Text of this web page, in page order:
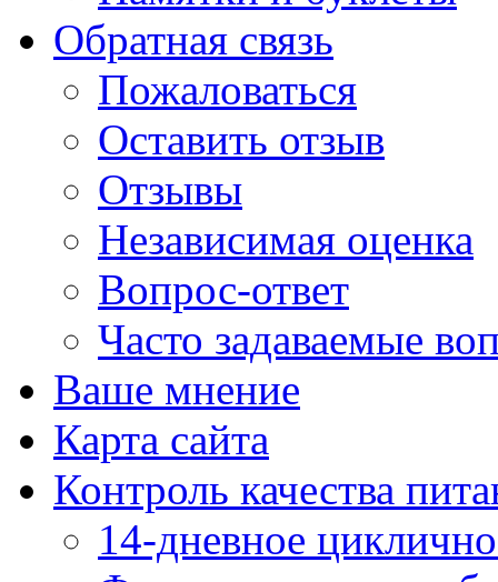
Обратная связь
Пожаловаться
Оставить отзыв
Отзывы
Независимая оценка
Вопрос-ответ
Часто задаваемые
Ваше мнение
Карта сайта
Контроль качества
14-дневное